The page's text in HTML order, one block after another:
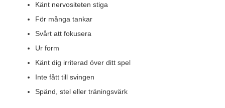
Känt nervositeten stiga
För många tankar
Svårt att fokusera
Ur form
Känt dig irriterad över ditt spel
Inte fått till svingen
Spänd, stel eller träningsvärk